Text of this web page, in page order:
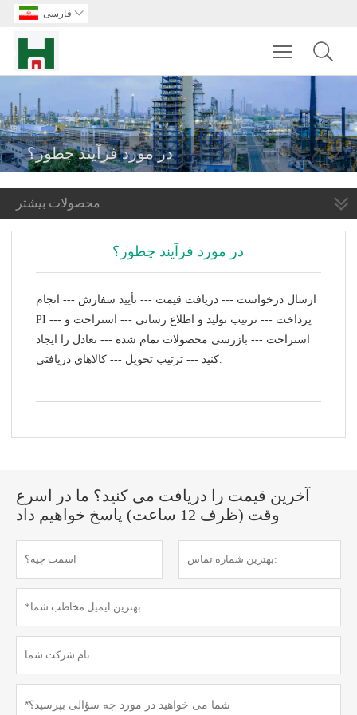
فارسی 
Toggle
در مورد فرآیند چطور؟
محصولات بیشتر
در مورد فرآیند چطور؟
ارسال درخواست --- دریافت قیمت --- تأیید سفارش --- انجام
PI --- پرداخت --- ترتیب تولید و اطلاع رسانی --- استراحت و
استراحت --- بازرسی محصولات تمام شده --- تعادل را ایجاد
کنید --- ترتیب تحویل --- کالاهای دریافتی.
آخرین قیمت را دریافت می کنید؟ ما در اسرع
وقت (ظرف 12 ساعت) پاسخ خواهیم داد